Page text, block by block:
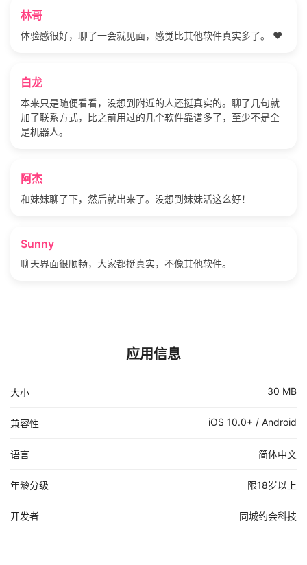
林哥
体验感很好，聊了一会就见面，感觉比其他软件真实多了。 ❤️
白龙
本来只是随便看看，没想到附近的人还挺真实的。聊了几句就
加了联系方式，比之前用过的几个软件靠谱多了，至少不是全
是机器人。
阿杰
和妹妹聊了下，然后就出来了。没想到妹妹活这么好！
Sunny
聊天界面很顺畅，大家都挺真实，不像其他软件。
应用信息
大小 30 MB
兼容性 iOS 10.0+ / Android
语言 简体中文
年龄分级 限18岁以上
开发者 同城约会科技